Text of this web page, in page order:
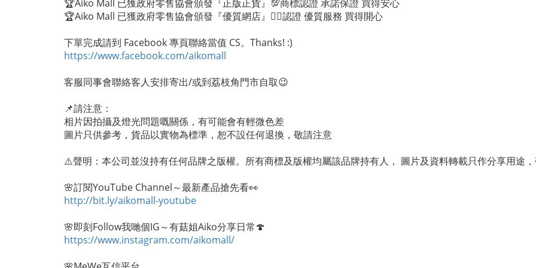
🏆Aiko Mall 已獲政府零售協會頒發『正版正貨』💯商標認證 承諾保證 買得安心
🏆Aiko Mall 已獲政府零售協會頒發『優質網店』👍🏻認證 優質服務 買得開心
下單完成請到 Facebook 專頁聯絡當值 CS。Thanks! :)
https://www.facebook.com/aikomall
客服同事會聯絡客人安排寄出/或到荔枝角門市自取😉
📌請注意：
相片因拍攝及燈光問題嘅關係，有可能會有輕微色差
圖片只供參考，貨品以實物為標準，恕不設任何退換，敬請注意
⚠️聲明：本公司並沒持有任何品牌之版權。所有商標及版權均屬該品牌持有人， 圖片及資料轉載只作分享用途
🌸訂閱YouTube Channel～最新產品搶先看👀
http://bit.ly/aikomall-youtube
🌸即刻Follow我哋個IG～有菇姐Aiko分享日常🍄
https://www.instagram.com/aikomall/